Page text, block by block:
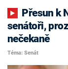
senátoři,
nečekaně
Téma: Senát